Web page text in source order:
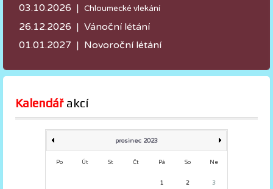
03.10.2026 | Chloumecké vlekání
26.12.2026 | Vánoční létání
01.01.2027 | Novoroční létání
Kalendář akcí
prosinec 2023
Po Út St Čt Pá So Ne
1 2 3